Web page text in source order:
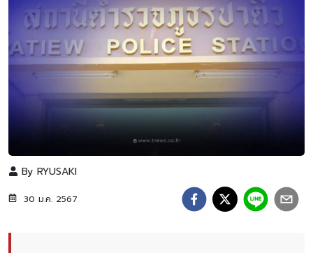
By RYUSAKI
30 ม.ค. 2567